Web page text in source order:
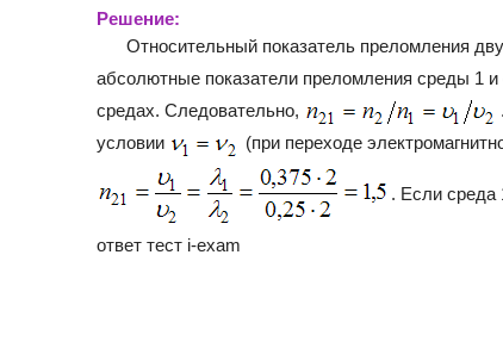
Решение:
Относительный показатель преломления
абсолютные показатели преломления среды 1
средах. Следовательно,
условии
(при переходе
. Если среда
ответ тест i-exam